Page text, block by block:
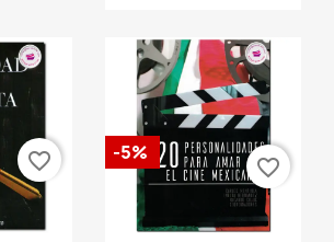
favorite_border -5%
favorite_border